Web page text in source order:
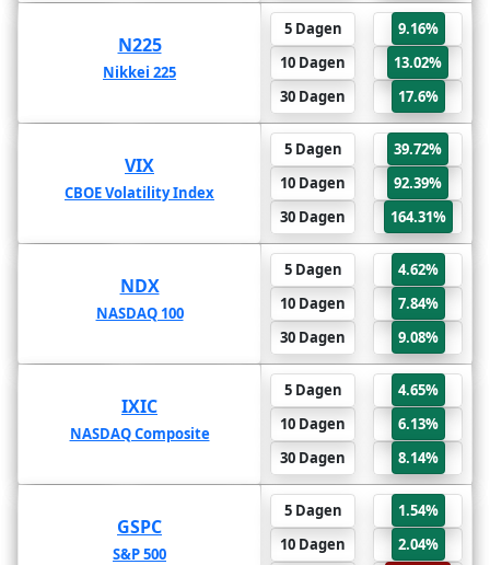
N225
Nikkei 225
5 Dagen
10 Dagen
30 Dagen
9.16%
13.02%
17.6%
VIX
CBOE Volatility Index
5 Dagen
10 Dagen
30 Dagen
39.72%
92.39%
164.31%
NDX
NASDAQ 100
5 Dagen
10 Dagen
30 Dagen
4.62%
7.84%
9.08%
IXIC
NASDAQ Composite
5 Dagen
10 Dagen
30 Dagen
4.65%
6.13%
8.14%
GSPC
S&P 500
5 Dagen
10 Dagen
1.54%
2.04%
N225
Nikkei 225
1 Jaar
VIX
CBOE Volatility Index
1 Jaar
169.8%
NDX
NASDAQ 100
1 Jaar
IXIC
NASDAQ Composite
1 Jaar
9.4%
GSPC
S&P 500